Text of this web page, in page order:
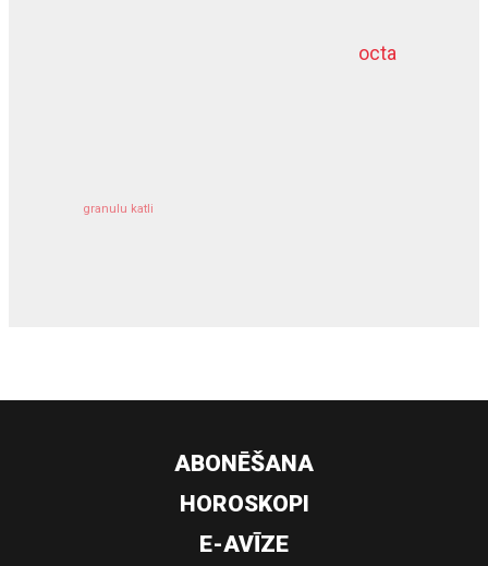
octa
granulu katli
dziļurbums
ABONĒŠANA
HOROSKOPI
E-AVĪZE